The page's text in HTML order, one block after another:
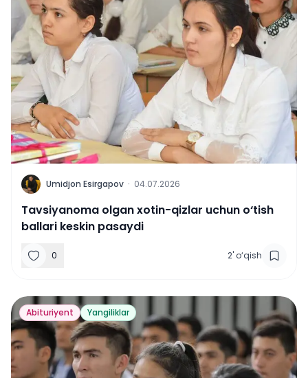
U Umidjon Esirgapov · 04.07.2026
Tavsiyanoma olgan xotin-qizlar uchun o‘tish
ballari keskin pasaydi
0 2' o‘qish
Abituriyent Yangiliklar